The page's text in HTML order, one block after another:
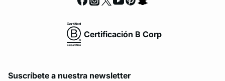
Certificación B Corp
Suscríbete a nuestra newsletter